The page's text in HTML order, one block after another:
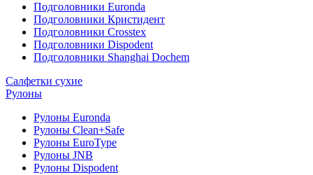
Подголовники Euronda
Подголовники Кристидент
Подголовники Crosstex
Подголовники Dispodent
Подголовники Shanghai Dochem
Салфетки сухие
Рулоны
Рулоны Euronda
Рулоны Clean+Safe
Рулоны EuroType
Рулоны JNB
Рулоны Dispodent